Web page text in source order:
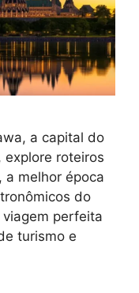
a capital do
explore roteiros
melhor época
do
viagem perfeita
turismo e